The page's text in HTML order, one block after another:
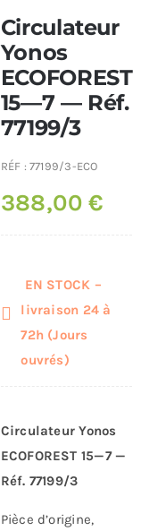
Circulateur
Yonos
ECOFOREST
15—7 — Réf.
77199/3
RÉF :77199/3-ECO
388,00€
EN STOCK –
livraison 24 à
72h (Jours
ouvrés)
Circulateur Yonos
ECOFOREST 15—7 —
Réf. 77199/3
Pièce d’origine,